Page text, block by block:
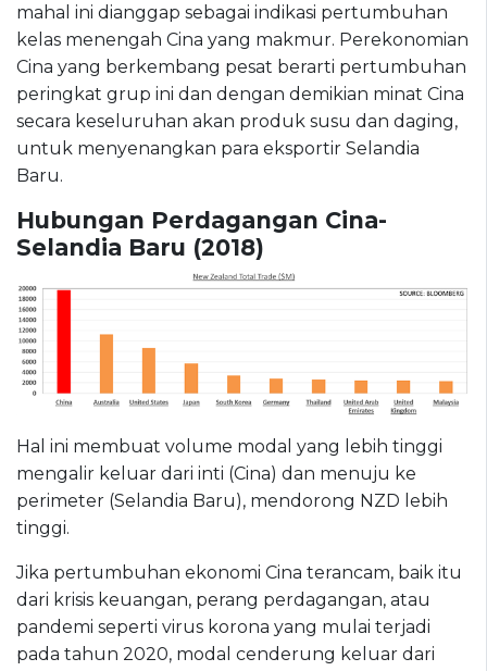
mahal ini dianggap sebagai indikasi pertumbuhan
kelas menengah Cina yang makmur. Perekonomian
Cina yang berkembang pesat berarti pertumbuhan
peringkat grup ini dan dengan demikian minat Cina
secara keseluruhan akan produk susu dan daging,
untuk menyenangkan para eksportir Selandia
Baru.
Hubungan Perdagangan Cina-
Selandia Baru (2018)
Hal ini membuat volume modal yang lebih tinggi
mengalir keluar dari inti (Cina) dan menuju ke
perimeter (Selandia Baru), mendorong NZD lebih
tinggi.
Jika pertumbuhan ekonomi Cina terancam, baik itu
dari krisis keuangan, perang perdagangan, atau
pandemi seperti virus korona yang mulai terjadi
pada tahun 2020, modal cenderung keluar dari